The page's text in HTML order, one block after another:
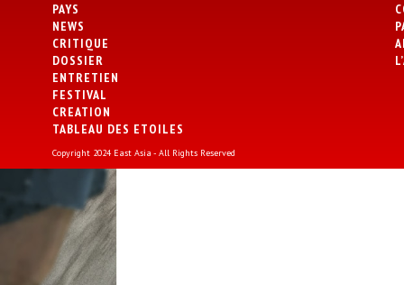
PAYS
NEWS
CRITIQUE
DOSSIER
ENTRETIEN
FESTIVAL
CREATION
TABLEAU DES ETOILES
Copyright 2024 East Asia - All Rights Reserved